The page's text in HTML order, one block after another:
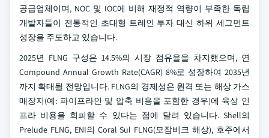
공급업체이며, NOC 및 IOC에 비해 재정적 역량이 부족한 독립
개발자들이 전통적인 초대형 트레인 투자 대신 하위 세그먼트
성장을 주도하고 있습니다.
2025년 FLNG 구성은 14.5%의 시장 점유율을 차지했으며, 연
Compound Annual Growth Rate(CAGR) 8%로 성장하여 2035년
까지 확대될 전망입니다. FLNG의 경제성은 원격 또는 해상 가스
매장지(예: 파이프라인 및 압축 비용을 포함한 경우)에 육상 인
프라 비용을 회피할 수 있다는 점에 달려 있습니다. Shell의
Prelude FLNG, ENI의 Coral Sul FLNG(모잠비크 해상), 호주에서